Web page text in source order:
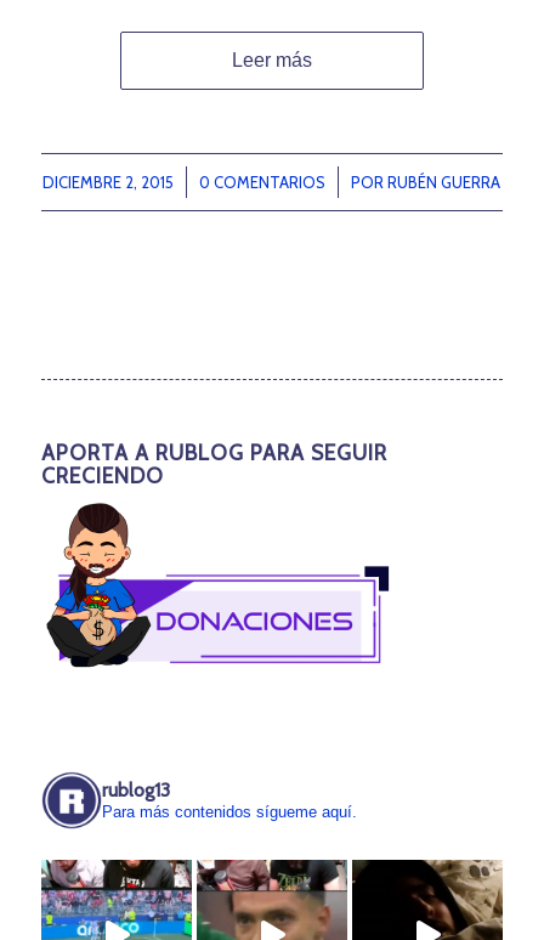
Leer más
DICIEMBRE 2, 2015
/ 0 COMENTARIOS
/ PORRUBÉN GUERRA
APORTA A RUBLOG PARA SEGUIR
CRECIENDO
rublog13
Para más contenidos sígueme aquí.